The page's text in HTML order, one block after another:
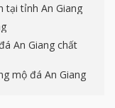
tại tỉnh An Giang
An Giang chất
mộ đá An Giang